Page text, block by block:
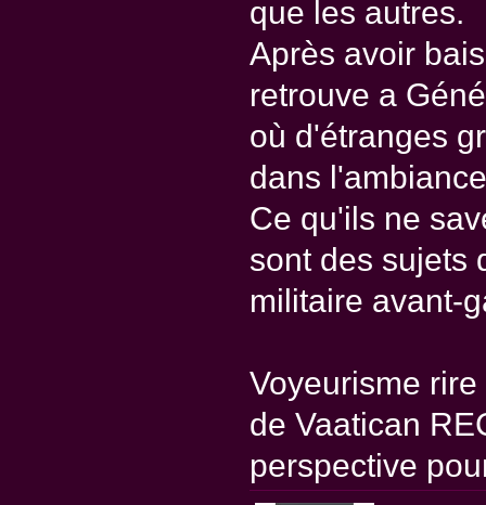
que les autres.
Après avoir
retrouve a
où d'étranges
dans
Ce qu'ils ne
sont des sujets
militaire avant-
Voyeurisme
de Vaatican
perspective